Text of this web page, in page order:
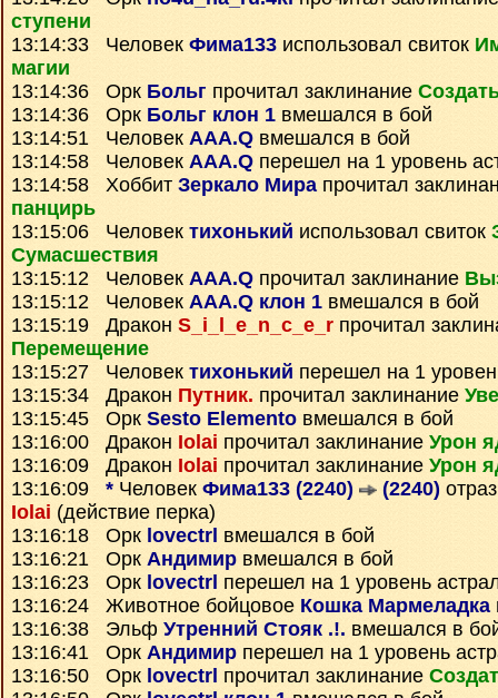
ступени
13:14:33 Человек Фима133 использовал свиток
магии
13:14:36 Орк Больг прочитал заклинание
13:14:36 Орк Больг клон 1 вмешался в бой
13:14:51 Человек AAA.Q вмешался в бой
13:14:58 Человек AAA.Q перешел на 1 уровень
13:14:58 Хоббит Зеркало Мира прочитал
панцирь
13:15:06 Человек тихонький использовал свиток
Сумаcшествия
13:15:12 Человек AAA.Q прочитал заклинание
13:15:12 Человек AAA.Q клон 1 вмешался в бой
13:15:19 Дракон S_i_l_e_n_c_e_r прочитал
Перемещение
13:15:27 Человек тихонький перешел на 1
13:15:34 Дракон Путник. прочитал заклинание
13:15:45 Орк Sesto Elemento вмешался в бой
13:16:00 Дракон Iolai прочитал заклинание Урон
13:16:09 Дракон Iolai прочитал заклинание Урон
13:16:09 * Человек Фима133 (2240) (2240)
Iolai (действие перка)
13:16:18 Орк lovectrl вмешался в бой
13:16:21 Орк Андимир вмешался в бой
13:16:23 Орк lovectrl перешел на 1 уровень
13:16:24 Животное бойцовое Кошка Мармеладка
13:16:38 Эльф Утренний Стояк .!. вмешался в
13:16:41 Орк Андимир перешел на 1 уровень
13:16:50 Орк lovectrl прочитал заклинание